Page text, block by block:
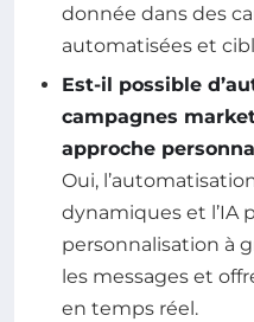
donnée dans des
automatisées et
Est-il possible
campagnes
approche
Oui,
dynamiques et l’IA
personnalisation à
les messages et
en temps réel.